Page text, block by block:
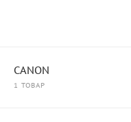
CANON
1 ТОВАР